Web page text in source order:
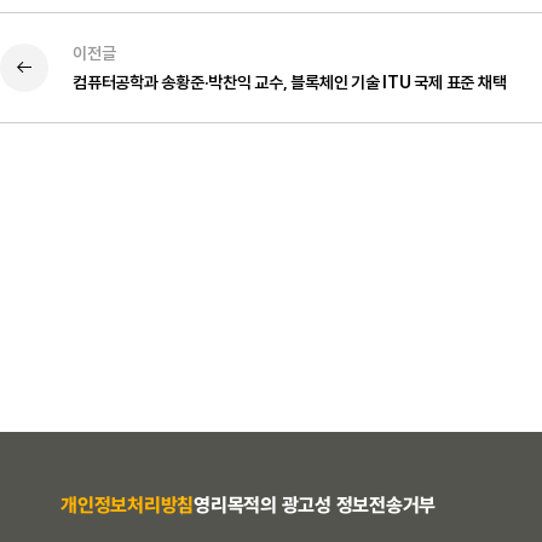
이전글
컴퓨터공학과 송황준·박찬익 교수, 블록체인 기술 ITU 국제 표준 채택
개인정보처리방침영리목적의 광고성 정보전송거부